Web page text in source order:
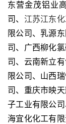
东营金茂铝业
司、 江苏江东
限公司、乳源
司、广西柳化
司、云南新立
限公司、山西
司、重庆市映
子工业有限公
海宜化化工有